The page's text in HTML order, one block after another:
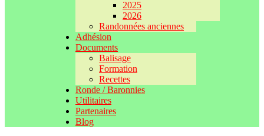
2025
2026
Randonnées anciennes
Adhésion
Documents
Balisage
Formation
Recettes
Ronde / Baronnies
Utilitaires
Partenaires
Blog